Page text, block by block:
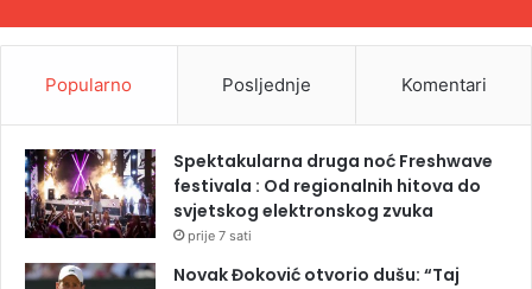
Popularno Posljednje Komentari
Spektakularna druga noć Freshwave
festivala : Od regionalnih hitova do
svjetskog elektronskog zvuka
prije 7 sati
Novak Đoković otvorio dušu: “Taj